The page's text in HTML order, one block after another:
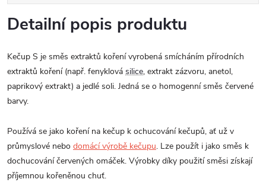
Detailní popis produktu
Kečup S je směs extraktů koření vyrobená smícháním přírodních
extraktů koření (např. fenyklová silice, extrakt zázvoru, anetol,
paprikový extrakt) a jedlé soli. Jedná se o homogenní směs červené
barvy.
Používá se jako koření na kečup k ochucování kečupů, ať už v
průmyslové nebo domácí výrobě kečupu. Lze použít i jako směs k
dochucování červených omáček. Výrobky díky použití směsi získají
příjemnou kořeněnou chuť.